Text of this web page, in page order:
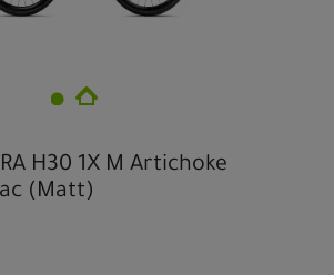
H30 1X M Artichoke
(Matt)